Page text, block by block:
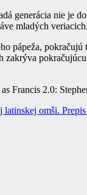
generácia nie je
mladých veriacich.
pápeža,
Francis 2.0:
omši.